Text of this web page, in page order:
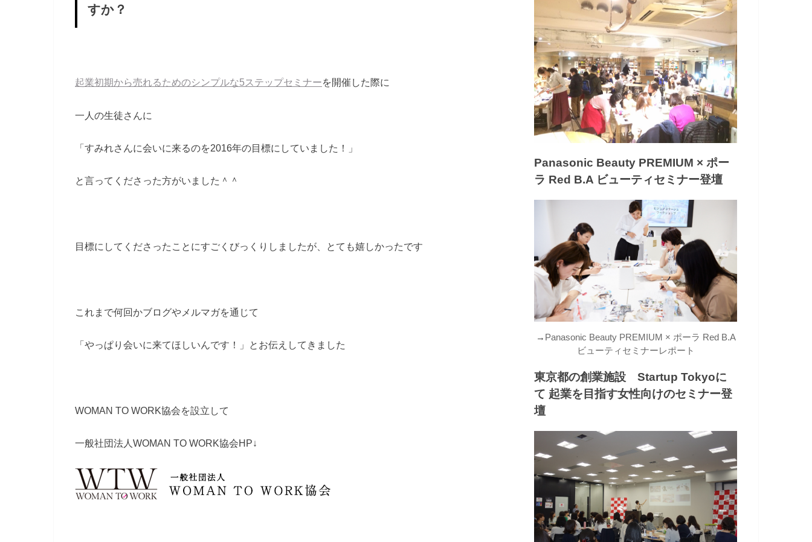
すか？
起業初期から売れるためのシンプルな5ステップセミナーを開催した際に
一人の生徒さんに
「すみれさんに会いに来るのを2016年の目標にしていました！」
と言ってくださった方がいました＾＾
目標にしてくださったことにすごくびっくりしましたが、とても嬉しかったです
これまで何回かブログやメルマガを通じて
「やっぱり会いに来てほしいんです！」とお伝えしてきました
WOMAN TO WORK協会を設立して
一般社団法人WOMAN TO WORK協会HP↓
Panasonic Beauty PREMIUM × ポー
ラ Red B.A ビューティセミナー登壇
→ Panasonic Beauty PREMIUM × ポーラ Red B.A
ビューティセミナーレポート
東京都の創業施設 Startup Tokyoに
て 起業を目指す女性向けのセミナー登
壇